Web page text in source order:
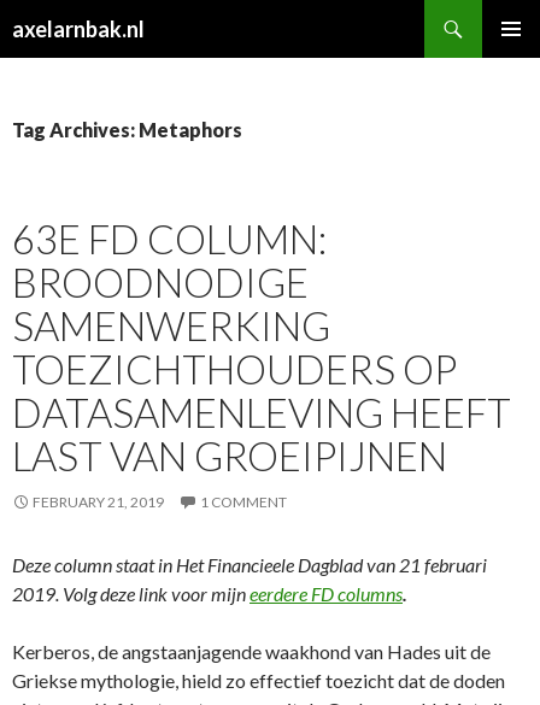
axelarnbak.nl
Tag Archives: Metaphors
63E FD COLUMN:
BROODNODIGE
SAMENWERKING
TOEZICHTHOUDERS OP
DATASAMENLEVING HEEFT
LAST VAN GROEIPIJNEN
FEBRUARY 21, 2019 1 COMMENT
Deze column staat in Het Financieele Dagblad van 21 februari
2019. Volg deze link voor mijneerdere FD columns.
Kerberos, de angstaanjagende waakhond van Hades uit de
Griekse mythologie, hield zo effectief toezicht dat de doden